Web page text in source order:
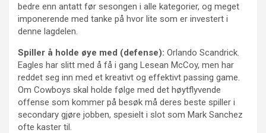
bedre enn antatt før sesongen i alle kategorier, og meget
imponerende med tanke på hvor lite som er investert i
denne lagdelen.
Spiller å holde øye med (defense): Orlando Scandrick.
Eagles har slitt med å få i gang Lesean McCoy, men har
reddet seg inn med et kreativt og effektivt passing game.
Om Cowboys skal holde følge med det høytflyvende
offense som kommer på besøk må deres beste spiller i
secondary gjøre jobben, spesielt i slot som Mark Sanchez
ofte kaster til.